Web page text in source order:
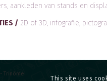
aankleden van stands en
/ 2D of 3D, infografie,
Trinôme
This site uses